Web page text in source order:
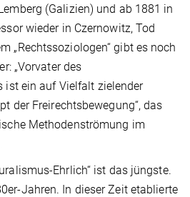
(Galizien) und ab 1881 in
wieder in Czernowitz, Tod
„Rechtssoziologen“ gibt es noch
„Vorvater des
ist ein auf Vielfalt zielender
der Freirechtsbewegung“, das
Methodenströmung im
Ehrlich“ ist das jüngste.
Jahren. In dieser Zeit etablierte